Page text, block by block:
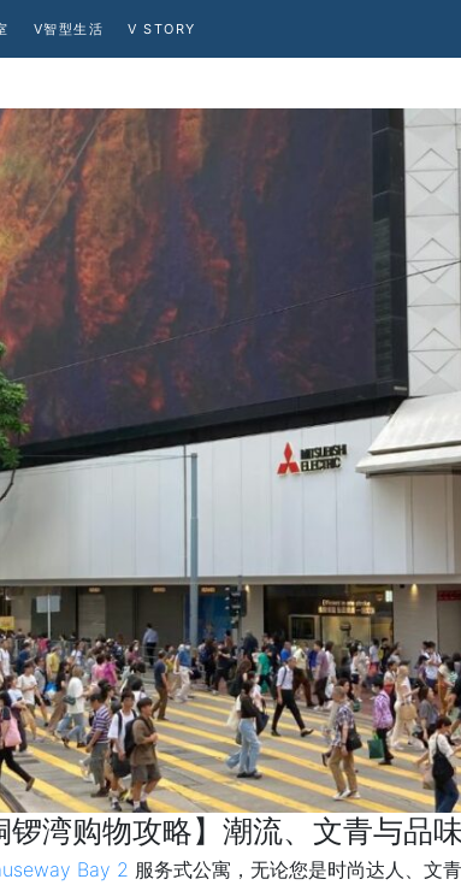
V智型生活 V STORY
锣湾购物攻略】潮流、文青与品
Bay 2 服务式公寓，无论您是时尚达人、文